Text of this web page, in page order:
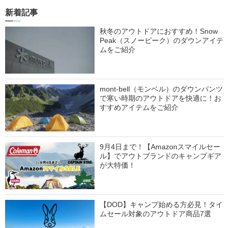
新着記事
秋冬のアウトドアにおすすめ！Snow
Peak（スノーピーク）のダウンアイテ
ムをご紹介
mont-bell（モンベル）のダウンパンツ
で寒い時期のアウトドアを快適に！お
すすめアイテムをご紹介
9月4日まで！【Amazonスマイルセー
ル】でアウトブランドのキャンプギア
が大特価！
【DOD】キャンプ始める方必見！タイ
ムセール対象のアウトドア商品7選